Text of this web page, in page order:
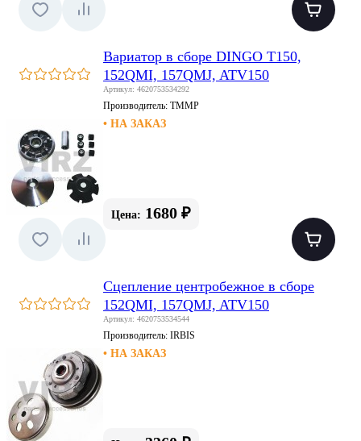
Вариатор в сборе DINGO T150,
152QMI, 157QMJ, ATV150
Артикул: 4620753534292
Производитель: TMMP
• НА ЗАКАЗ
Цена: 1680 ₽
Сцепление центробежное в сборе
152QMI, 157QMJ, ATV150
Артикул: 4620753534544
Производитель: IRBIS
• НА ЗАКАЗ